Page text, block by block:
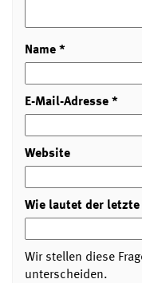
Name*
E-Mail-Adresse*
Website
Wie lautet der letzte
Wir stellen diese
unterscheiden.